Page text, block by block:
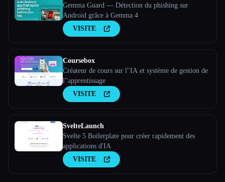
Gemma Guard — Détection du phishing sur
Android grâce à Gemma 4
VISITE
Coursebox
Créateur de cours sur l''IA et système de gestion de
l''apprentissage
VISITE
SvelteLaunch
Svelte 5 Boilerplate pour créer rapidement des
applications d'IA
VISITE